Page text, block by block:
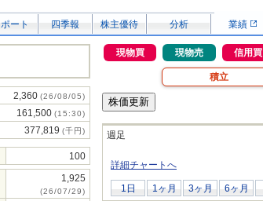
ート 四季報 株主優待 分析 業績
2,360 (26/08/05)
161,500 (15:30)
377,819 (千円)
100
1,925
(26/07/29)
現物買 現物売 信用買
積立
週足
詳細チャートへ
1日 1ヶ月 3ヶ月 6ヶ月